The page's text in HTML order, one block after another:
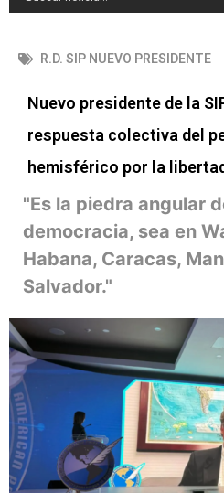
R.D. SIP NUEVO PRESIDENTE
Nuevo presidente de la
respuesta colectiva del
hemisférico por la
"Es la piedra angular
democracia, sea en
Habana, Caracas,
Salvador."